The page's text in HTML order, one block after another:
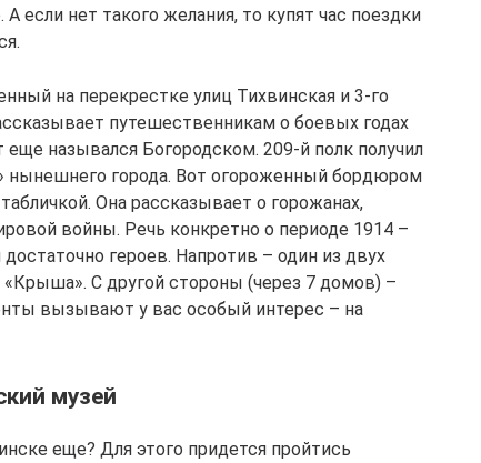
если нет такого желания, то купят час поездки
на перекрестке улиц Тихвинская и 3-го
путешественникам о боевых годах
еще назывался Богородском. 209-й полк получил
нынешнего города. Вот огороженный бордюром
Она рассказывает о горожанах,
войны. Речь конкретно о периоде 1914 –
героев. Напротив – один из двух
С другой стороны (через 7 домов) –
вызывают у вас особый интерес – на
музей
еще? Для этого придется пройтись